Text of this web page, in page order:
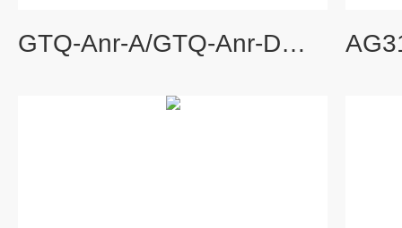
GTQ-Anr-A/GTQ-Anr-D可燃气体报警器系统 气体检测仪